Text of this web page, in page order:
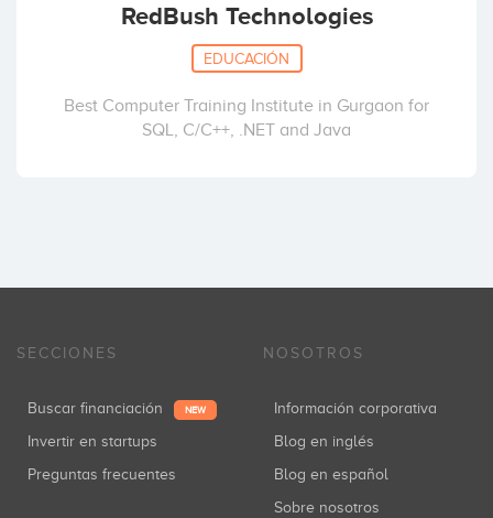
RedBush Technologies
EDUCACIÓN
Best Computer Training Institute in Gurgaon for
SQL, C/C++, .NET and Java
SECCIONES
Buscar financiación NEW
Invertir en startups
Preguntas frecuentes
NOSOTROS
Información corporativa
Blog en inglés
Blog en español
Sobre nosotros